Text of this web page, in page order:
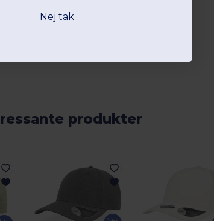
produkter
Nej tak